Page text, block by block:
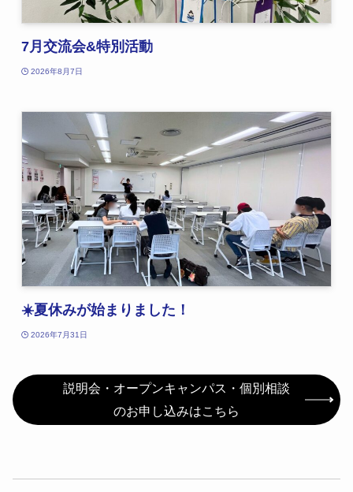
7月交流会&特別活動
2026年8月7日
☀️夏休みが始まりました！
2026年7月31日
説明会・オープンキャンパス・個別相談
のお申し込みはこちら